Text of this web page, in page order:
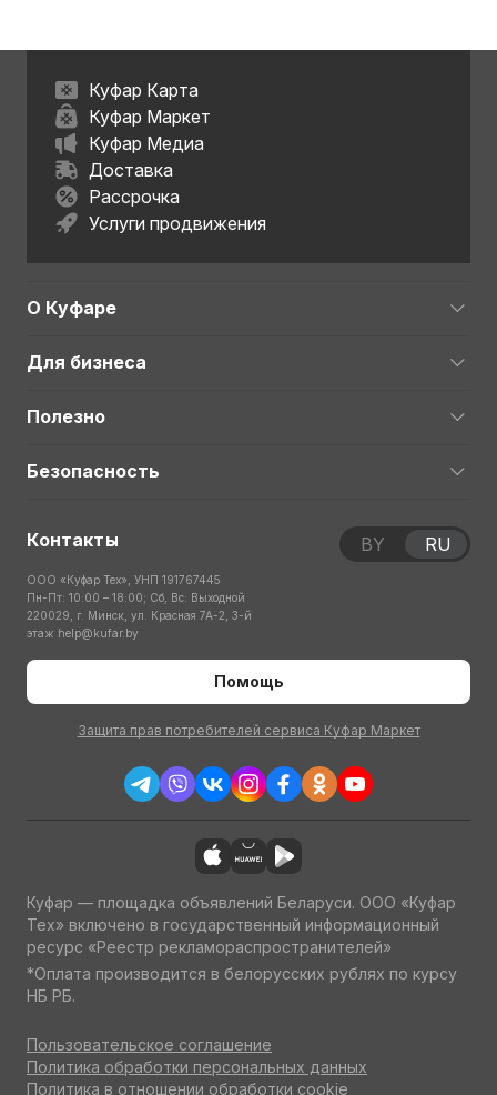
Куфар Карта
Куфар Маркет
Куфар Медиа
Доставка
Рассрочка
Услуги продвижения
О Куфаре
Для бизнеса
Полезно
Безопасность
Контакты
ООО «Куфар Тех», УНП 191767445
Пн-Пт: 10:00 – 18:00; Сб, Вс: Выходной
220029, г. Минск, ул. Красная 7А-2, 3-й
этаж help@kufar.by
Помощь
Защита прав потребителей сервиса Куфар Маркет
BY RU
Куфар — площадка объявлений Беларуси. ООО «Куфар
Тех» включено в государственный информационный
ресурс «Реестр рекламораспространителей»
*Оплата производится в белорусских рублях по курсу
НБ РБ.
Пользовательское соглашение
Политика обработки персональных данных
Политика в отношении обработки cookie